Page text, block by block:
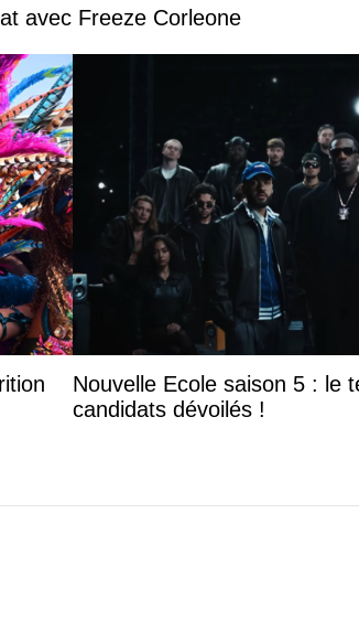
avec Freeze Corleone
Nouvelle Ecole saison 5 : le
candidats dévoilés !